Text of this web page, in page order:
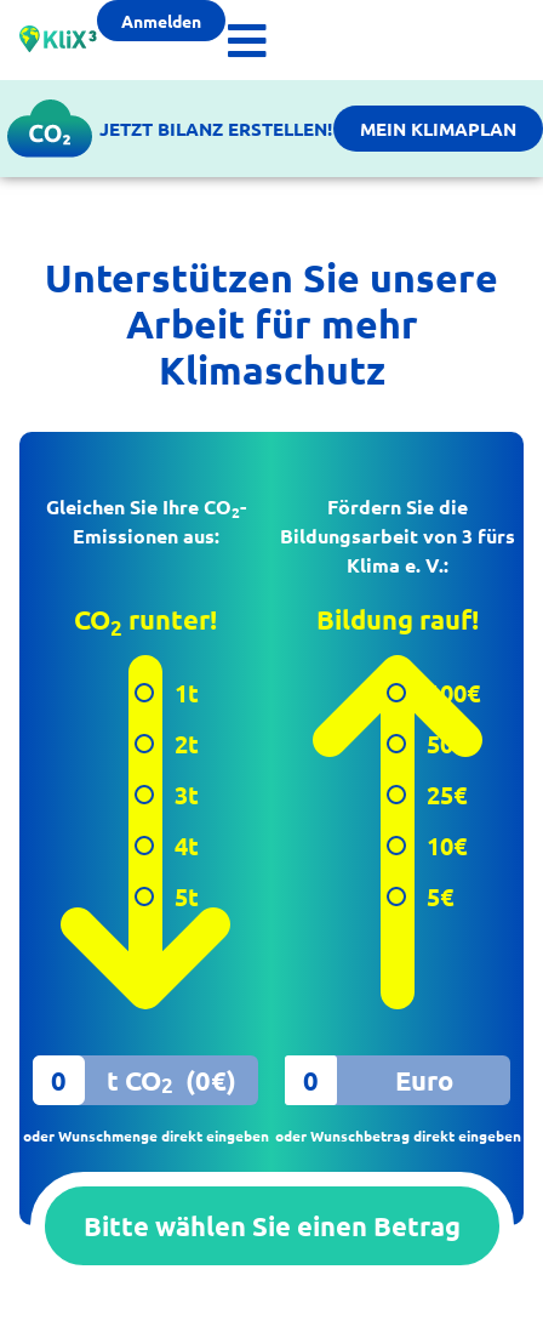
Anmelden
JETZT BILANZ ERSTELLEN! MEIN KLIMAPLAN
Unterstützen Sie unsere
Arbeit für mehr
Klimaschutz
Gleichen Sie Ihre CO2-
Emissionen aus:
CO2 runter!
1t
2t
3t
4t
5t
t CO2 (0€)
oder Wunschmenge direkt eingeben
Fördern Sie die
Bildungsarbeit von 3 fürs
Klima e. V.:
Bildung rauf!
100€
50€
25€
10€
5€
Euro
oder Wunschbetrag direkt eingeben
Bitte wählen Sie einen Betrag